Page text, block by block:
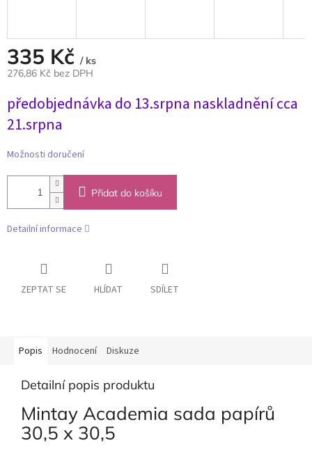
335 Kč / ks
276,86 Kč bez DPH
cena:
předobjednávka do 13.srpna naskladnění cca
21.srpna
Možnosti doručení
Přidat do košíku
Detailní informace
ZEPTAT SE HLÍDAT SDÍLET
Popis Hodnocení Diskuze
Detailní popis produktu
Mintay Academia sada papírů
30,5 x 30,5